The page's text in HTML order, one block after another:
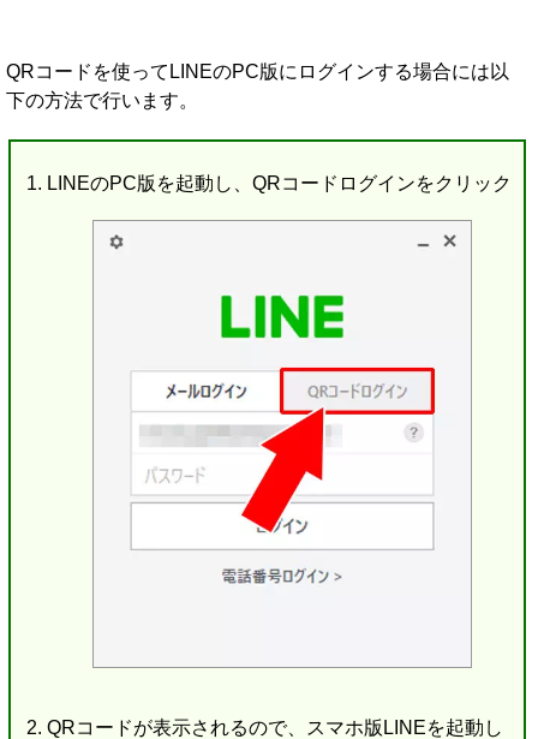
QRコードを使ってLINEのPC版にログインする場合には以
下の方法で行います。
LINEのPC版を起動し、QRコードログインをクリック
QRコードが表示されるので、スマホ版LINEを起動し